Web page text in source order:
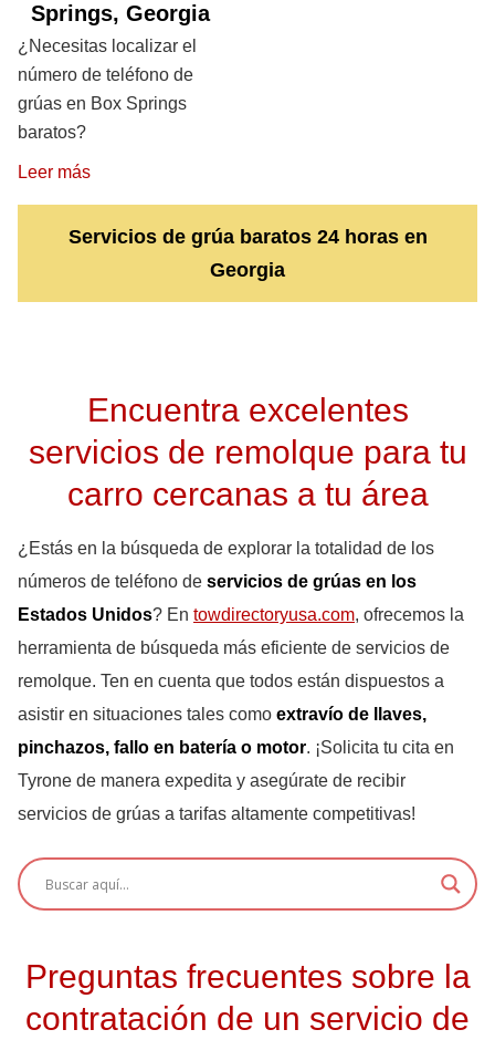
Springs, Georgia
¿Necesitas localizar el
número de teléfono de
grúas en Box Springs
baratos?
Leer más
Servicios de grúa baratos 24 horas en
Georgia
Encuentra excelentes
servicios de remolque para tu
carro cercanas a tu área
¿Estás en la búsqueda de explorar la totalidad de los
números de teléfono de servicios de grúas en los
Estados Unidos? En towdirectoryusa.com, ofrecemos la
herramienta de búsqueda más eficiente de servicios de
remolque. Ten en cuenta que todos están dispuestos a
asistir en situaciones tales como extravío de llaves,
pinchazos, fallo en batería o motor. ¡Solicita tu cita en
Tyrone de manera expedita y asegúrate de recibir
servicios de grúas a tarifas altamente competitivas!
Preguntas frecuentes sobre la
contratación de un servicio de